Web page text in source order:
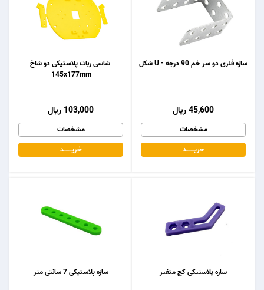
شاسی ربات پلاستیکی دو شاخ
145x177mm
103,000 ریال
مشخصات
خریـــــــد
سازه فلزی دو سر خم 90 درجه - U شکل
45,600 ریال
مشخصات
خریـــــــد
سازه پلاستیکی 7 سانتی متر سازه پلاستیکی کج متغیر